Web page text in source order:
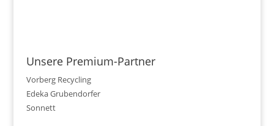
Unsere Premium-Partner
Vorberg Recycling
Edeka Grubendorfer
Sonnett